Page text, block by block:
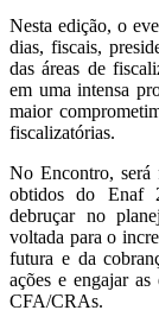
Nesta edição, o
dias, fiscais,
das áreas de
em uma intensa
maior
fiscalizatórias.
No Encontro, será
obtidos do Enaf
debruçar no
voltada para o
futura e da
ações e engajar
CFA/CRAs.